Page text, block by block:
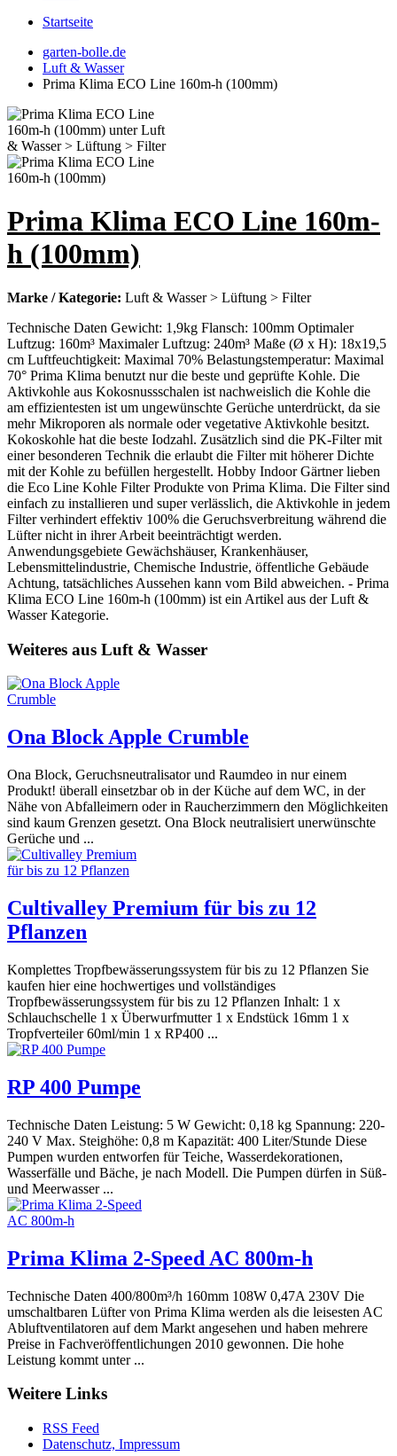
Startseite
garten-bolle.de
Luft & Wasser
Prima Klima ECO Line 160m-h (100mm)
Prima Klima ECO Line 160m-
h (100mm)
Marke / Kategorie: Luft & Wasser > Lüftung > Filter
Technische Daten Gewicht: 1,9kg Flansch: 100mm Optimaler
Luftzug: 160m³ Maximaler Luftzug: 240m³ Maße (Ø x H): 18x19,5
cm Luftfeuchtigkeit: Maximal 70% Belastungstemperatur: Maximal
70° Prima Klima benutzt nur die beste und geprüfte Kohle. Die
Aktivkohle aus Kokosnussschalen ist nachweislich die Kohle die
am effizientesten ist um ungewünschte Gerüche unterdrückt, da sie
mehr Mikroporen als normale oder vegetative Aktivkohle besitzt.
Kokoskohle hat die beste Iodzahl. Zusätzlich sind die PK-Filter mit
einer besonderen Technik die erlaubt die Filter mit höherer Dichte
mit der Kohle zu befüllen hergestellt. Hobby Indoor Gärtner lieben
die Eco Line Kohle Filter Produkte von Prima Klima. Die Filter sind
einfach zu installieren und super verlässlich, die Aktivkohle in jedem
Filter verhindert effektiv 100% die Geruchsverbreitung während die
Lüfter nicht in ihrer Arbeit beeinträchtigt werden.
Anwendungsgebiete Gewächshäuser, Krankenhäuser,
Lebensmittelindustrie, Chemische Industrie, öffentliche Gebäude
Achtung, tatsächliches Aussehen kann vom Bild abweichen. - Prima
Klima ECO Line 160m-h (100mm) ist ein Artikel aus der Luft &
Wasser Kategorie.
Weiteres aus Luft & Wasser
Ona Block Apple Crumble
Ona Block, Geruchsneutralisator und Raumdeo in nur einem
Produkt! überall einsetzbar ob in der Küche auf dem WC, in der
Nähe von Abfalleimern oder in Raucherzimmern den Möglichkeiten
sind kaum Grenzen gesetzt. Ona Block neutralisiert unerwünschte
Gerüche und ...
Cultivalley Premium für bis zu 12
Pflanzen
Komplettes Tropfbewässerungssystem für bis zu 12 Pflanzen Sie
kaufen hier eine hochwertiges und vollständiges
Tropfbewässerungssystem für bis zu 12 Pflanzen Inhalt: 1 x
Schlauchschelle 1 x Überwurfmutter 1 x Endstück 16mm 1 x
Tropfverteiler 60ml/min 1 x RP400 ...
RP 400 Pumpe
Technische Daten Leistung: 5 W Gewicht: 0,18 kg Spannung: 220-
240 V Max. Steighöhe: 0,8 m Kapazität: 400 Liter/Stunde Diese
Pumpen wurden entworfen für Teiche, Wasserdekorationen,
Wasserfälle und Bäche, je nach Modell. Die Pumpen dürfen in Süß-
und Meerwasser ...
Prima Klima 2-Speed AC 800m-h
Technische Daten 400/800m³/h 160mm 108W 0,47A 230V Die
umschaltbaren Lüfter von Prima Klima werden als die leisesten AC
Abluftventilatoren auf dem Markt angesehen und haben mehrere
Preise in Fachveröffentlichungen 2010 gewonnen. Die hohe
Leistung kommt unter ...
Weitere Links
RSS Feed
Datenschutz, Impressum